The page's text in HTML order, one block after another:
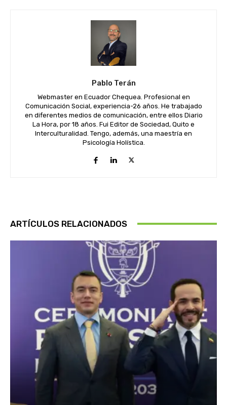
Pablo Terán
Webmaster en Ecuador Chequea. Profesional en
Comunicación Social, experiencia-26 años. He trabajado
en diferentes medios de comunicación, entre ellos Diario
La Hora, por 18 años. Fui Editor de Sociedad, Quito e
Interculturalidad. Tengo, además, una maestría en
Psicología Holística.
ARTÍCULOS RELACIONADOS